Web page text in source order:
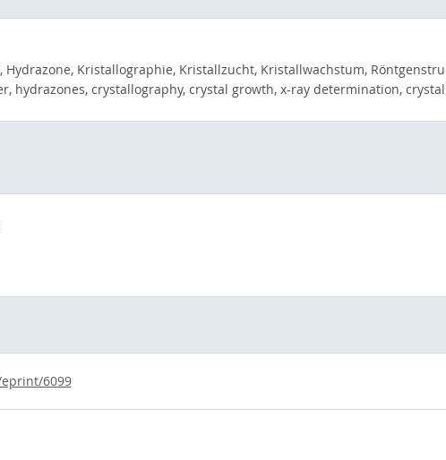
Hydrazone, Kristallographie, Kristallzucht, Kristallwachstum,
hydrazones, crystallography, crystal growth, x-ray determination,
6099